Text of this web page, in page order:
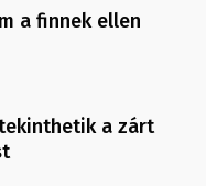
a finnek ellen
a zárt